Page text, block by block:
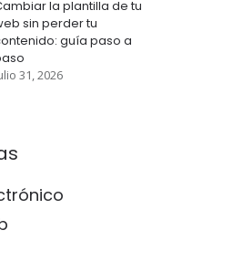
la plantilla de tu
sin perder tu
guía paso a
31, 2026